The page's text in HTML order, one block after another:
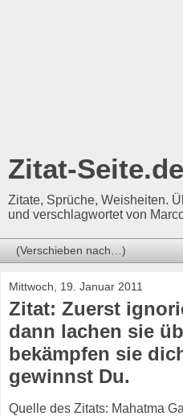
Zitat-Seite.de
Zitate, Sprüche, Weisheiten.
und verschlagwortet von
Mittwoch, 19. Januar 2011
Zitat: Zuerst
dann lachen sie
bekämpfen sie
gewinnst Du.
Quelle des Zitats: Mahatma